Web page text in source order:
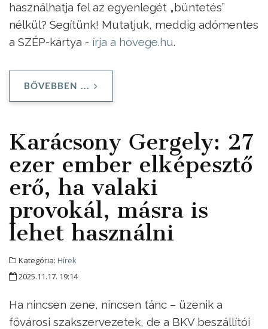
használhatja fel az egyenlegét „büntetés”
nélkül? Segítünk! Mutatjuk, meddig adómentes
a SZÉP-kártya - írja a hovege.hu.
BŐVEBBEN ...
Karácsony Gergely: 27
ezer ember elképesztő
erő, ha valaki
provokál, másra is
lehet használni
Kategória: Hírek
2025.11.17. 19:14
Ha nincsen zene, nincsen tánc – üzenik a
fővárosi szakszervezetek, de a BKV beszállítói